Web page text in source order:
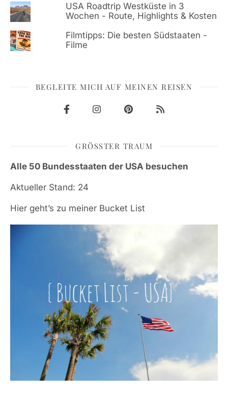
USA Roadtrip Westküste in 3
Wochen - Route, Highlights & Kosten
Filmtipps: Die besten Südstaaten -
Filme
BEGLEITE MICH AUF MEINEN REISEN
GRÖSSTER TRAUM
Alle 50 Bundesstaaten der USA besuchen
Aktueller Stand: 24
Hier geht’s zu meiner Bucket List